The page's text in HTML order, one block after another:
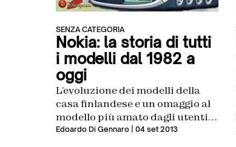
SENZA CATEGORIA
Nokia: la storia di tutti
i modelli dal 1982 a
oggi
L’evoluzione dei modelli della
casa finlandese e un omaggio al
modello più amato dagli utenti e
dalla rete: il 3310
Edoardo Di Gennaro | 04 set 2013